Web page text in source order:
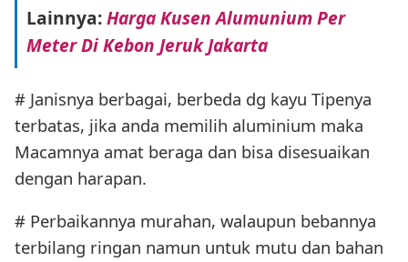
Lainnya:Harga Kusen Alumunium Per
Meter Di Kebon Jeruk Jakarta
# Janisnya berbagai, berbeda dg kayu Tipenya
terbatas, jika anda memilih aluminium maka
Macamnya amat beraga dan bisa disesuaikan
dengan harapan.
# Perbaikannya murahan, walaupun bebannya
terbilang ringan namun untuk mutu dan bahan